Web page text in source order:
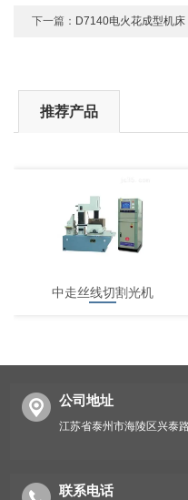
下一篇： D7140电火花成型机床
推荐产品
中走丝线切割光机
公司地址
江苏省泰州市海陵区兴泰
联系电话